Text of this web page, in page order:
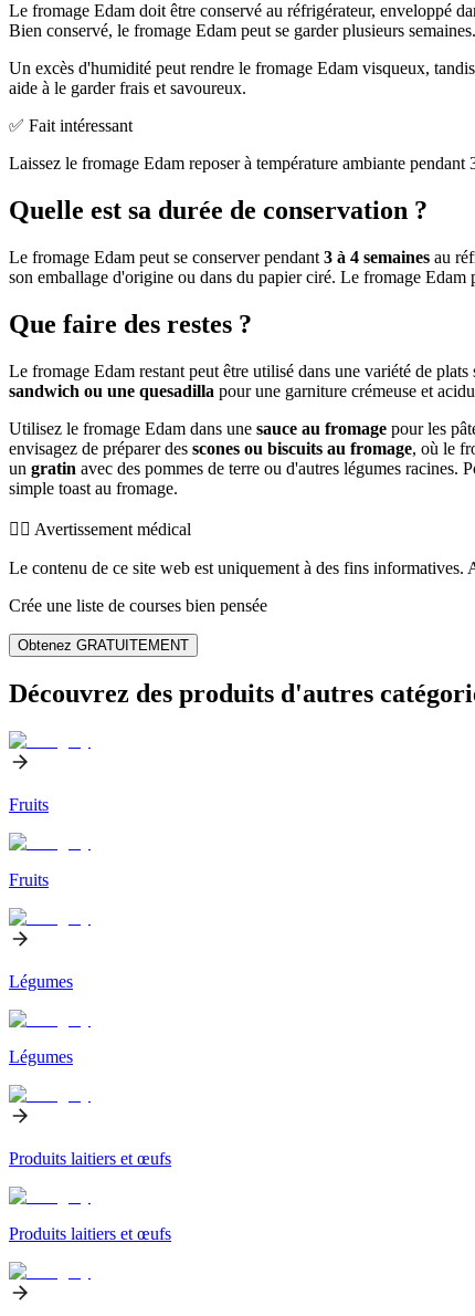
Le fromage Edam doit être conservé au réfrigérateur, enveloppé
Bien conservé, le fromage Edam peut se garder plusieurs semaines.
Un excès d'humidité peut rendre le fromage Edam visqueux,
aide à le garder frais et savoureux.
✅ Fait intéressant
Laissez le fromage Edam reposer à température ambiante
Quelle est sa durée de conservation ?
Le fromage Edam peut se conserver pendant 3 à 4 semaines au
son emballage d'origine ou dans du papier ciré. Le fromage Edam
Que faire des restes ?
Le fromage Edam restant peut être utilisé dans une variété de plats
sandwich ou une quesadilla pour une garniture crémeuse et
Utilisez le fromage Edam dans une sauce au fromage pour les
envisagez de préparer des scones ou biscuits au fromage, où le
un gratin avec des pommes de terre ou d'autres légumes
simple toast au fromage.
👨‍⚕️️ Avertissement médical
Le contenu de ce site web est uniquement à des fins
Crée une liste de courses bien pensée
Obtenez GRATUITEMENT
Découvrez des produits d'autres
Fruits
Fruits
Légumes
Légumes
Produits laitiers et œufs
Produits laitiers et œufs